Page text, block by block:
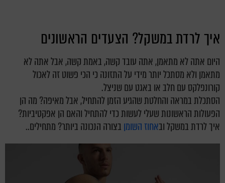
איך לרדת במשקל? הצעדים הראשונים
היום אתה לא מתאמן, אתה עובד קשה, באמת קשה, אבל אתה לא
מתאמן ולא מסתכל יותר מידי על התזונה כי הכי פשוט זה לאכול
קורונפלקס עם חלב או באגט עם שניצל.
הסתכלת במראה והחלטת שהגיע הזמן להתחיל, אבל מאיפה? מה הן
הפעולות הראשונות שעלי לעשות כדי להתחיל והאם הן אפקטיביות?
איך לרדת במשקל ובאחוז השומן בצורה הנכונה ביותר? מתחילים..